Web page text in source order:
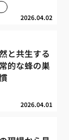
2026.04.02
と共生する
的な蜂の巣
2026.04.01